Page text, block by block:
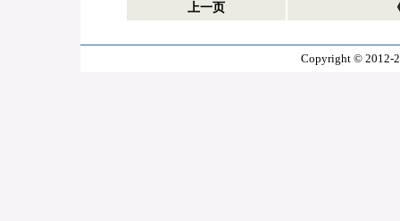
上一页
Copyright © 2012-